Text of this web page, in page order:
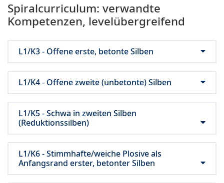
Spiralcurriculum: verwandte
Kompetenzen, levelübergreifend
L1/K3 - Offene erste, betonte Silben
L1/K4 - Offene zweite (unbetonte) Silben
L1/K5 - Schwa in zweiten Silben
(Reduktionssilben)
L1/K6 - Stimmhafte/weiche Plosive als
Anfangsrand erster, betonter Silben